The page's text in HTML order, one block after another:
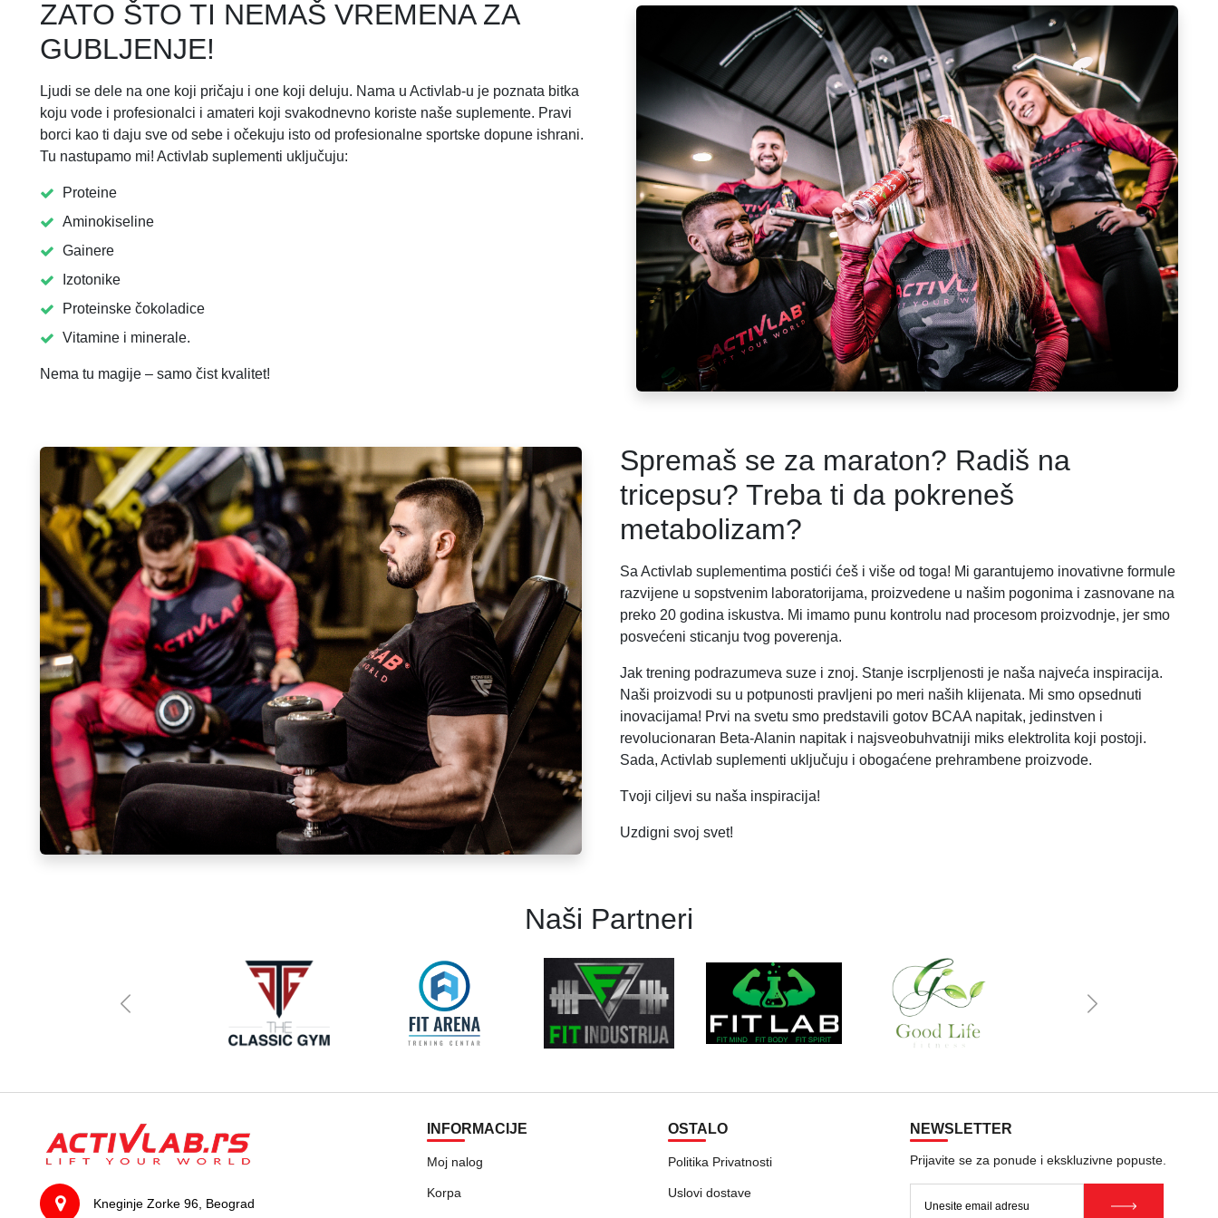
ZATO ŠTO TI NEMAŠ VREMENA ZA
GUBLJENJE!
Ljudi se dele na one koji pričaju i one koji deluju. Nama u Activlab-u je poznata bitka
koju vode i profesionalci i amateri koji svakodnevno koriste naše suplemente. Pravi
borci kao ti daju sve od sebe i očekuju isto od profesionalne sportske dopune ishrani.
Tu nastupamo mi! Activlab suplementi uključuju:
Proteine
Aminokiseline
Gainere
Izotonike
Proteinske čokoladice
Vitamine i minerale.
Nema tu magije – samo čist kvalitet!
Spremaš se za maraton? Radiš na
tricepsu? Treba ti da pokreneš
metabolizam?
Sa Activlab suplementima postići ćeš i više od toga! Mi garantujemo inovativne formule
razvijene u sopstvenim laboratorijama, proizvedene u našim pogonima i zasnovane na
preko 20 godina iskustva. Mi imamo punu kontrolu nad procesom proizvodnje, jer smo
posvećeni sticanju tvog poverenja.
Jak trening podrazumeva suze i znoj. Stanje iscrpljenosti je naša najveća inspiracija.
Naši proizvodi su u potpunosti pravljeni po meri naših klijenata. Mi smo opsednuti
inovacijama! Prvi na svetu smo predstavili gotov BCAA napitak, jedinstven i
revolucionaran Beta-Alanin napitak i najsveobuhvatniji miks elektrolita koji postoji.
Sada, Activlab suplementi uključuju i obogaćene prehrambene proizvode.
Tvoji ciljevi su naša inspiracija!
Uzdigni svoj svet!
Naši Partneri
Kneginje Zorke 96, Beograd
INFORMACIJE
Moj nalog
Korpa
OSTALO
Politika Privatnosti
Uslovi dostave
NEWSLETTER
Prijavite se za ponude i ekskluzivne popuste.